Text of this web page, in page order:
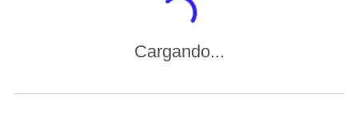
Cargando...